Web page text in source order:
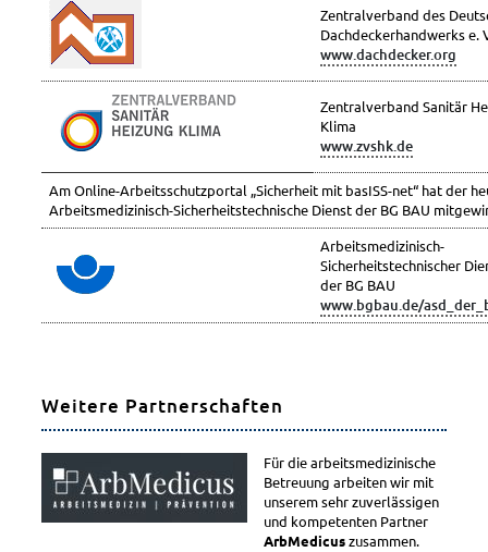
Aktuelles
Veranstaltungen
Veröffentlichungen
Zentralverband des
Dachdeckerhandwerks e.
www.dachdecker.org
Zentralverband Sanitär
Klima
www.zvshk.de
Am Online-Arbeitsschutzportal „Sicherheit mit basISS-net“ hat der
Arbeitsmedizinisch-Sicherheitstechnische Dienst der BG BAU
Arbeitsmedizinisch-
Sicherheitstechnischer
der BG BAU
www.bgbau.de/
Weitere Partnerschaften
Für die arbeitsmedizinische
Betreuung arbeiten wir mit
unserem sehr zuverlässigen
und kompetenten Partner
ArbMedicuszusammen.